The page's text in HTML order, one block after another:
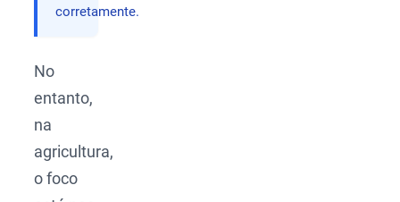
corretamente.
No
entanto,
na
agricultura,
o foco